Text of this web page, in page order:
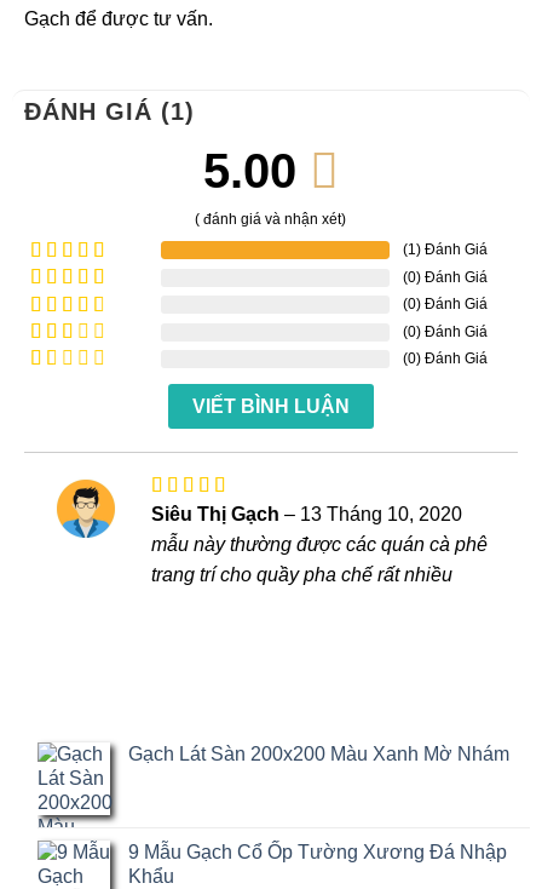
Gạch để được tư vấn.
ĐÁNH GIÁ (1)
5.00
( đánh giá và nhận xét)
Được xếp
hạng 5
sao
(1) Đánh Giá
Được
xếp
hạng 4
5 sao
(0) Đánh Giá
Được
xếp
(0) Đánh Giá
Được
(0) Đánh Giá
sao
(0) Đánh Giá
VIẾT BÌNH LUẬN
Được xếp
hạng5
5
sao
Siêu Thị Gạch – 13 Tháng 10, 2020
mẫu này thường được các quán cà phê
trang trí cho quầy pha chế rất nhiều
Gạch Lát Sàn 200x200 Màu Xanh Mờ Nhám
9 Mẫu Gạch Cổ Ốp Tường Xương Đá Nhập
Khẩu